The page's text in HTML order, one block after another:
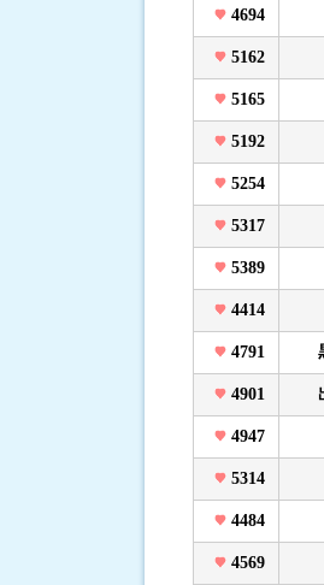
4694
5162
5165
5192
5254
5317
5389
4414
4791
4901
4947
5314
4484
4569